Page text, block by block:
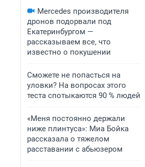
Mercedes производителя
дронов подорвали под
Екатеринбургом —
рассказываем все, что
известно о покушении
Сможете не попасться на
уловки? На вопросах этого
теста спотыкаются 90 % людей
«Меня постоянно держали
ниже плинтуса»: Миа Бойка
рассказала о тяжелом
расставании с абьюзером